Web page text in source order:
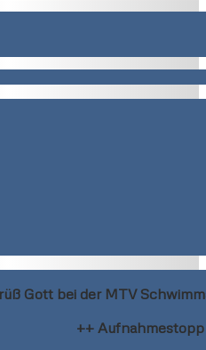
Gott bei der MTV
++